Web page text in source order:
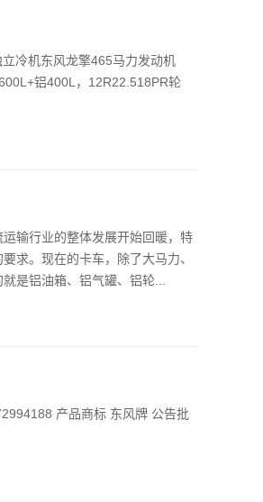
冷机东风龙擎465马力发动机
铝400L，12R22.518PR轮
输行业的整体发展开始回暖，特
求。现在的卡车，除了大马力、
是铝油箱、铝气罐、铝轮...
产品商标 东风牌 公告批